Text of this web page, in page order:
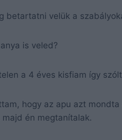
betartatni velük a
is veled?
a 4 éves kisfiam így
hogy az apu azt
én megtanítalak.